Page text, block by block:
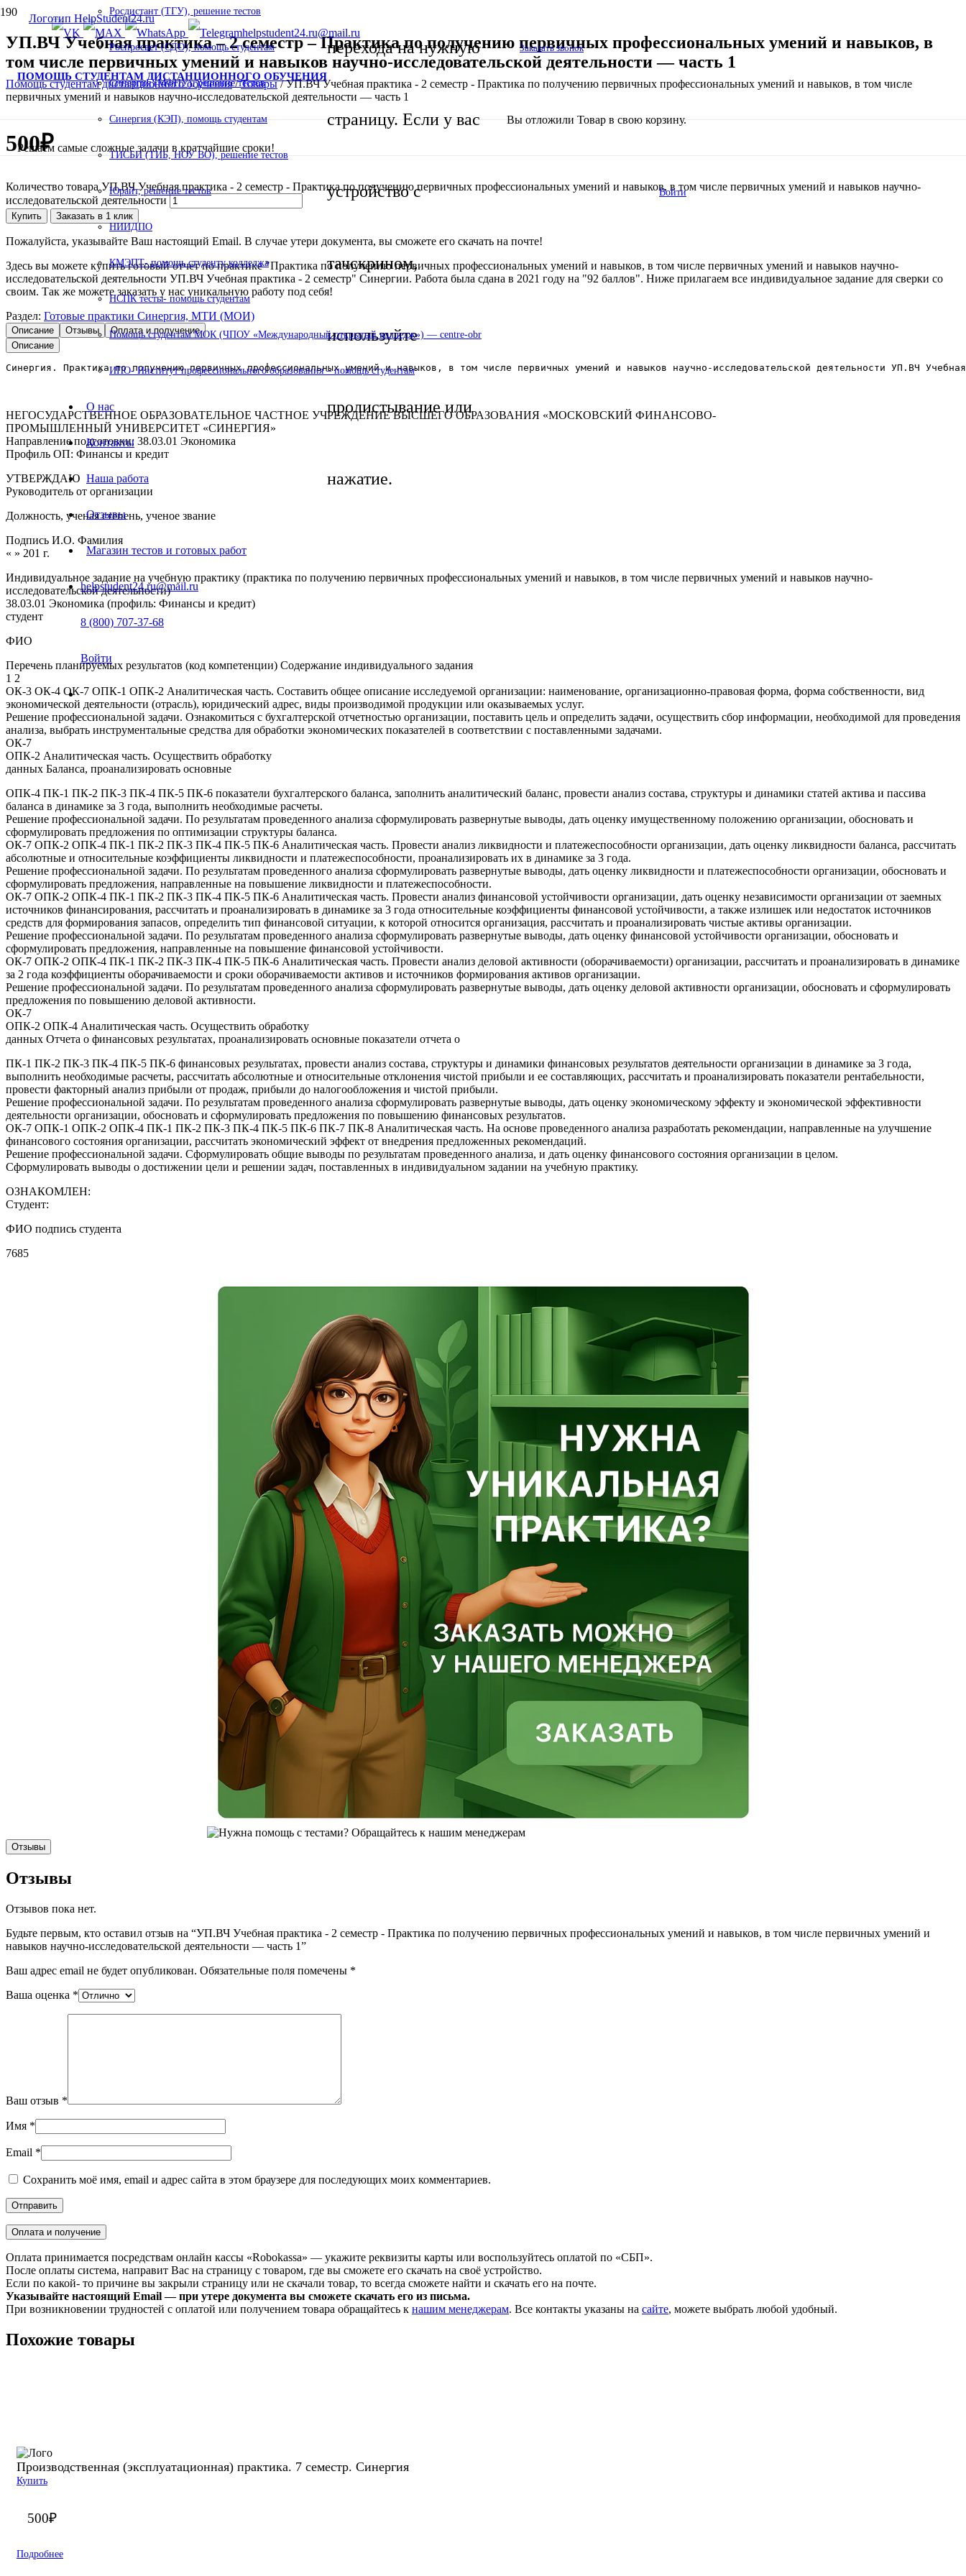
helpstudent24.ru@mail.ru
ПОМОЩЬ СТУДЕНТАМ ДИСТАНЦИОННОГО ОБУЧЕНИЯ
Решаем самые сложные задачи в кратчайшие сроки!
перехода на нужную
страницу. Если у вас
устройство с
тачскрином,
используйте
пролистывание или
нажатие.
Заказать звонок
Вы отложили Товар в свою корзину.
Войти
Росдистант (ТГУ), решение тестов
Роспросвет (СДО), помощь студентам
Синергия (МФПУ), решение тестов
Синергия (КЭП), помощь студентам
ТИСБИ (ТИБ, НОУ ВО), решение тестов
Юрайт, решение тестов
НИИДПО
КМЭПТ- помощь студенту колледжа
НСПК тесты- помощь студентам
Помощь студентам МОК (ЧПОУ «Международный открытый колледж») — centre-obr
ИПО- Институт профессионального образования – помощь студентам
О нас
Контакты
Наша работа
Отзывы
Магазин тестов и готовых работ
helpstudent24.ru@mail.ru
8 (800) 707-37-68
Войти
УП.ВЧ Учебная практика – 2 семестр – Практика по получению первичных профессиональных умений и навыков, в
том числе первичных умений и навыков научно-исследовательской деятельности — часть 1
Помощь студентам дистанционного обучения/Товары/УП.ВЧ Учебная практика - 2 семестр - Практика по получению первичных профессиональных умений и навыков, в том числе
первичных умений и навыков научно-исследовательской деятельности — часть 1
500₽
Количество товара УП.ВЧ Учебная практика - 2 семестр - Практика по получению первичных профессиональных умений и навыков, в том числе первичных умений и навыков научно-
исследовательской деятельности
Купить Заказать в 1 клик
Пожалуйста, указывайте Ваш настоящий Email. В случае утери документа, вы сможете его скачать на почте!
Здесь вы можете купить готовый отчет по практике "Практика по получению первичных профессиональных умений и навыков, в том числе первичных умений и навыков научно-
исследовательской деятельности УП.ВЧ Учебная практика - 2 семестр" Синергии. Работа была сдана в 2021 году на "92 баллов". Ниже прилагаем все индивидуальное задание для сверки со
своим. Так же можете заказать у нас уникальную работу под себя!
Раздел: Готовые практики Синергия, МТИ (МОИ)
Описание Отзывы
Оплата и получение
Описание
Синергия. Практика по получению первичных профессиональных умений и навыков, в том числе первичных умений и навыков научно-исследовательской деятельности УП.ВЧ
НЕГОСУДАРСТВЕННОЕ ОБРАЗОВАТЕЛЬНОЕ ЧАСТНОЕ УЧРЕЖДЕНИЕ ВЫСШЕГО ОБРАЗОВАНИЯ «МОСКОВСКИЙ ФИНАНСОВО-
ПРОМЫШЛЕННЫЙ УНИВЕРСИТЕТ «СИНЕРГИЯ»
Направление подготовки: 38.03.01 Экономика
Профиль ОП: Финансы и кредит
УТВЕРЖДАЮ
Руководитель от организации
Должность, ученая степень, ученое звание
Подпись И.О. Фамилия
« » 201 г.
Индивидуальное задание на учебную практику (практика по получению первичных профессиональных умений и навыков, в том числе первичных умений и навыков научно-
исследовательской деятельности)
38.03.01 Экономика (профиль: Финансы и кредит)
студент
ФИО
Перечень планируемых результатов (код компетенции) Содержание индивидуального задания
1 2
ОК-3 ОК-4 ОК-7 ОПК-1 ОПК-2 Аналитическая часть. Составить общее описание исследуемой организации: наименование, организационно-правовая форма, форма собственности, вид
экономической деятельности (отрасль), юридический адрес, виды производимой продукции или оказываемых услуг.
Решение профессиональной задачи. Ознакомиться с бухгалтерской отчетностью организации, поставить цель и определить задачи, осуществить сбор информации, необходимой для проведения
анализа, выбрать инструментальные средства для обработки экономических показателей в соответствии с поставленными задачами.
ОК-7
ОПК-2 Аналитическая часть. Осуществить обработку
данных Баланса, проанализировать основные
ОПК-4 ПК-1 ПК-2 ПК-3 ПК-4 ПК-5 ПК-6 показатели бухгалтерского баланса, заполнить аналитический баланс, провести анализ состава, структуры и динамики статей актива и пассива
баланса в динамике за 3 года, выполнить необходимые расчеты.
Решение профессиональной задачи. По результатам проведенного анализа сформулировать развернутые выводы, дать оценку имущественному положению организации, обосновать и
сформулировать предложения по оптимизации структуры баланса.
ОК-7 ОПК-2 ОПК-4 ПК-1 ПК-2 ПК-3 ПК-4 ПК-5 ПК-6 Аналитическая часть. Провести анализ ликвидности и платежеспособности организации, дать оценку ликвидности баланса, рассчитать
абсолютные и относительные коэффициенты ликвидности и платежеспособности, проанализировать их в динамике за 3 года.
Решение профессиональной задачи. По результатам проведенного анализа сформулировать развернутые выводы, дать оценку ликвидности и платежеспособности организации, обосновать и
сформулировать предложения, направленные на повышение ликвидности и платежеспособности.
ОК-7 ОПК-2 ОПК-4 ПК-1 ПК-2 ПК-3 ПК-4 ПК-5 ПК-6 Аналитическая часть. Провести анализ финансовой устойчивости организации, дать оценку независимости организации от заемных
источников финансирования, рассчитать и проанализировать в динамике за 3 года относительные коэффициенты финансовой устойчивости, а также излишек или недостаток источников
средств для формирования запасов, определить тип финансовой ситуации, к которой относится организация, рассчитать и проанализировать чистые активы организации.
Решение профессиональной задачи. По результатам проведенного анализа сформулировать развернутые выводы, дать оценку финансовой устойчивости организации, обосновать и
сформулировать предложения, направленные на повышение финансовой устойчивости.
ОК-7 ОПК-2 ОПК-4 ПК-1 ПК-2 ПК-3 ПК-4 ПК-5 ПК-6 Аналитическая часть. Провести анализ деловой активности (оборачиваемости) организации, рассчитать и проанализировать в динамике
за 2 года коэффициенты оборачиваемости и сроки оборачиваемости активов и источников формирования активов организации.
Решение профессиональной задачи. По результатам проведенного анализа сформулировать развернутые выводы, дать оценку деловой активности организации, обосновать и сформулировать
предложения по повышению деловой активности.
ОК-7
ОПК-2 ОПК-4 Аналитическая часть. Осуществить обработку
данных Отчета о финансовых результатах, проанализировать основные показатели отчета о
ПК-1 ПК-2 ПК-3 ПК-4 ПК-5 ПК-6 финансовых результатах, провести анализ состава, структуры и динамики финансовых результатов деятельности организации в динамике за 3 года,
выполнить необходимые расчеты, рассчитать абсолютные и относительные отклонения чистой прибыли и ее составляющих, рассчитать и проанализировать показатели рентабельности,
провести факторный анализ прибыли от продаж, прибыли до налогообложения и чистой прибыли.
Решение профессиональной задачи. По результатам проведенного анализа сформулировать развернутые выводы, дать оценку экономическому эффекту и экономической эффективности
деятельности организации, обосновать и сформулировать предложения по повышению финансовых результатов.
ОК-7 ОПК-1 ОПК-2 ОПК-4 ПК-1 ПК-2 ПК-3 ПК-4 ПК-5 ПК-6 ПК-7 ПК-8 Аналитическая часть. На основе проведенного анализа разработать рекомендации, направленные на улучшение
финансового состояния организации, рассчитать экономический эффект от внедрения предложенных рекомендаций.
Решение профессиональной задачи. Сформулировать общие выводы по результатам проведенного анализа, и дать оценку финансового состояния организации в целом.
Сформулировать выводы о достижении цели и решении задач, поставленных в индивидуальном задании на учебную практику.
ОЗНАКОМЛЕН:
Студент:
ФИО подпись студента
7685
Отзывы
Отзывы
Отзывов пока нет.
Будьте первым, кто оставил отзыв на “УП.ВЧ Учебная практика - 2 семестр - Практика по получению первичных профессиональных умений и навыков, в том числе первичных умений и
навыков научно-исследовательской деятельности — часть 1”
Ваш адрес email не будет опубликован. Обязательные поля помечены *
Ваша оценка *
Ваш отзыв *
Имя *
Email *
Сохранить моё имя, email и адрес сайта в этом браузере для последующих моих комментариев.
Оплата и получение
Оплата принимается посредствам онлайн кассы «Robokassa» — укажите реквизиты карты или воспользуйтесь оплатой по «СБП».
После оплаты система, направит Вас на страницу с товаром, где вы сможете его скачать на своё устройство.
Если по какой- то причине вы закрыли страницу или не скачали товар, то всегда сможете найти и скачать его на почте.
Указывайте настоящий Email — при утере документа вы сможете скачать его из письма.
При возникновении трудностей с оплатой или получением товара обращайтесь к нашим менеджерам. Все контакты указаны на сайте, можете выбрать любой удобный.
Похожие товары
Производственная (эксплуатационная) практика. 7 семестр. Синергия
Купить
500₽
Подробнее